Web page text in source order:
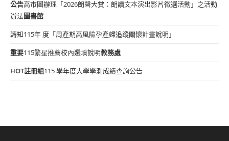
公告高市圖辦理「2026朗聲大賞：朗讀文本演出影片徵選活動」之活動
辦法圖書館
轉知115年 度「周產期高風險孕產婦追蹤關懷計畫說明」
重要115繁星推薦校內選填說明教務處
HOT註冊組115 學年度大學學測成績查詢公告